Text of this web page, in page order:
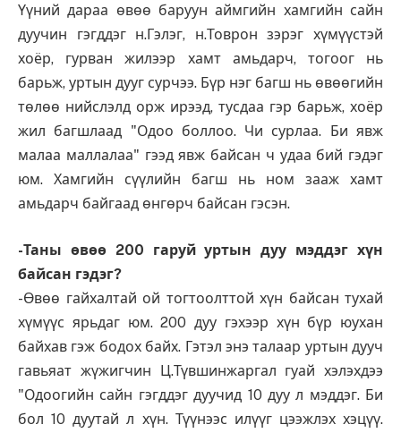
Үүний дараа өвөө баруун аймгийн хамгийн сайн
дуучин гэгддэг н.Гэлэг, н.Товрон зэрэг хүмүүстэй
хоёр, гурван жилээр хамт амьдарч, тогоог нь
барьж, уртын дууг сурчээ. Бүр нэг багш нь өвөөгийн
төлөө нийслэлд орж ирээд, тусдаа гэр барьж, хоёр
жил багшлаад "Одоо боллоо. Чи сурлаа. Би явж
малаа маллалаа" гээд явж байсан ч удаа бий гэдэг
юм. Хамгийн сүүлийн багш нь ном зааж хамт
амьдарч байгаад өнгөрч байсан гэсэн.
-Таны өвөө 200 гаруй уртын дуу мэддэг хүн
байсан гэдэг?
-Өвөө гайхалтай ой тогтоолттой хүн байсан тухай
хүмүүс ярьдаг юм. 200 дуу гэхээр хүн бүр юухан
байхав гэж бодох байх. Гэтэл энэ талаар уртын дууч
гавьяат жүжигчин Ц.Түвшинжаргал гуай хэлэхдээ
"Одоогийн сайн гэгддэг дуучид 10 дуу л мэддэг. Би
бол 10 дуутай л хүн. Түүнээс илүүг цээжлэх хэцүү.